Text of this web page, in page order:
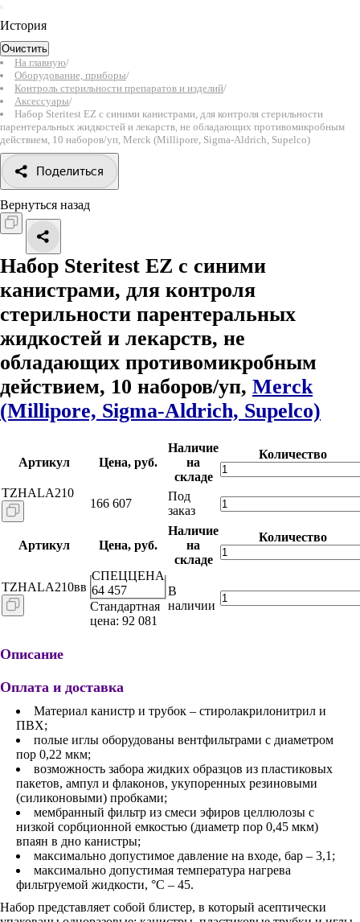
История
Очистить
На главную/
Оборудование, приборы/
Контроль стерильности препаратов и изделий/
Аксессуары/
Набор Steritest EZ с синими канистрами, для контроля стерильности
парентеральных жидкостей и лекарств, не обладающих противомикробным
действием, 10 наборов/уп, Merck (Millipore, Sigma-Aldrich, Supelco)
Поделиться
Вернуться назад
Набор Steritest EZ с синими
канистрами, для контроля
стерильности парентеральных
жидкостей и лекарств, не
обладающих противомикробным
действием, 10 наборов/уп, Merck
(Millipore, Sigma-Aldrich, Supelco)
Артикул Цена, руб.
Наличие
на
складе
Количество
TZHALA210
166 607
Под
заказ
Артикул Цена, руб.
Наличие
на
складе
Количество
TZHALA210вв
СПЕЦЦЕНА
64 457
Стандартная
цена: 92 081
В
наличии
Описание
Оплата и доставка
Материал канистр и трубок – стиролакрилонитрил и
ПВХ;
полые иглы оборудованы вентфильтрами с диаметром
пор 0,22 мкм;
возможность забора жидких образцов из пластиковых
пакетов, ампул и флаконов, укупоренных резиновыми
(силиконовыми) пробками;
мембранный фильтр из смеси эфиров целлюлозы с
низкой сорбционной емкостью (диаметр пор 0,45 мкм)
впаян в дно канистры;
максимально допустимое давление на входе, бар – 3,1;
максимально допустимая температура нагрева
фильтруемой жидкости, °С – 45.
Набор представляет собой блистер, в который асептически